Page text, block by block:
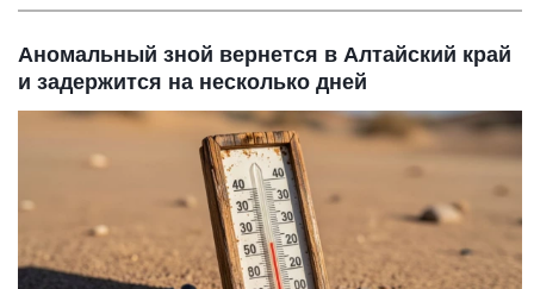
Аномальный зной вернется в Алтайский край
и задержится на несколько дней